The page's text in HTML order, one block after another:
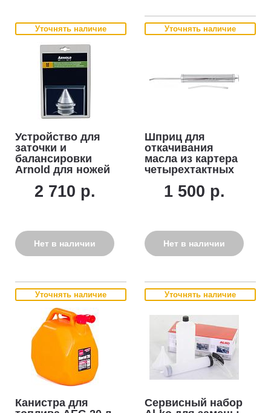
Уточнять наличие
Устройство для
заточки и
балансировки
Arnold для ножей
универсальное
(используется с
2 710 р.
Нет в наличии
Уточнять наличие
Шприц для
откачивания
масла из картера
четырехтактных
1 500 р.
Нет в наличии
Уточнять наличие
Канистра для
Уточнять наличие
Сервисный набор